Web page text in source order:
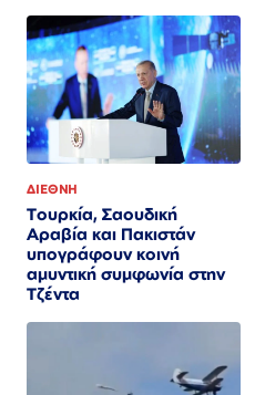
ΔΙΕΘΝΗ
Τουρκία, Σαουδική
Αραβία και Πακιστάν
υπογράφουν κοινή
αμυντική συμφωνία στην
Τζέντα